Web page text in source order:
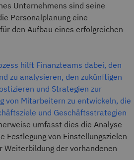
Unternehmens sind seine
Personalplanung eine
den Aufbau eines erfolgreichen
hilft Finanzteams dabei, den
zu analysieren, den zukünftigen
und Strategien zur
von Mitarbeitern zu entwickeln, die
und Geschäftsstrategien
umfasst dies die Analyse
Festlegung von Einstellungszielen
Weiterbildung der vorhandenen